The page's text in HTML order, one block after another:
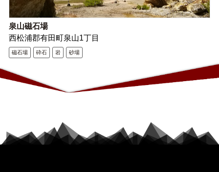
泉山磁石場
西松浦郡有田町泉山1丁目
磁石場 砕石 岩 砂場